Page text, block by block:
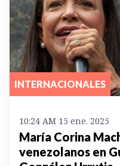
INTERNACIONALES
10:24 AM 15 ene. 2025
María Corina
venezolanos en